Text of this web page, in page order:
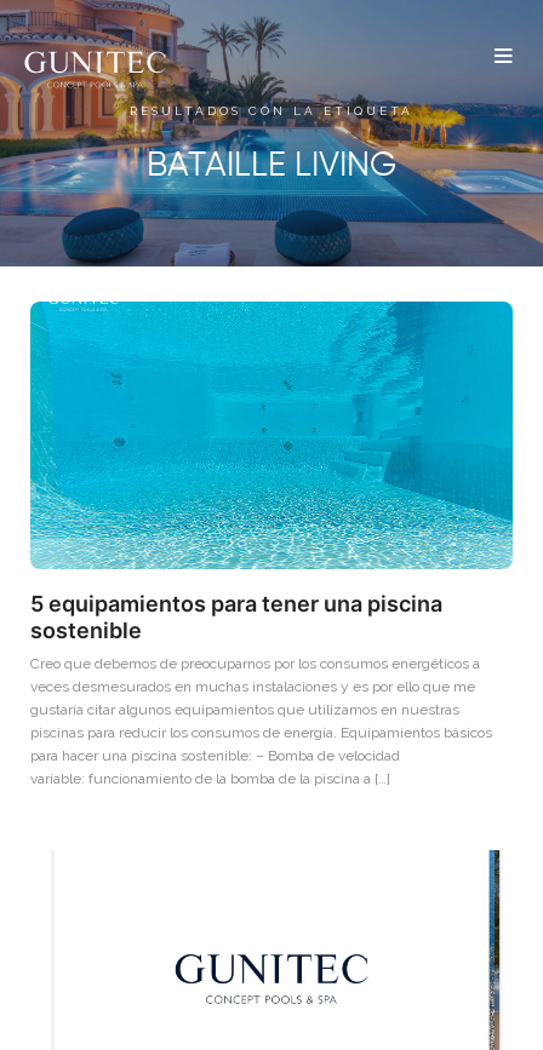
The
Airbnb
Blog –
Belong
Anywhere
RESULTADOS CON LA ETIQUETA
BATAILLE LIVING
5 equipamientos para tener una piscina
sostenible
Creo que debemos de preocuparnos por los consumos energéticos a
veces desmesurados en muchas instalaciones y es por ello que me
gustaría citar algunos equipamientos que utilizamos en nuestras
piscinas para reducir los consumos de energía. Equipamientos básicos
para hacer una piscina sostenible: – Bomba de velocidad
variable: funcionamiento de la bomba de la piscina a […]